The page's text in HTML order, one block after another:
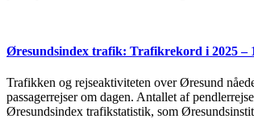
Øresundsindex trafik: Trafikrekord i 2025 –
Trafikken og rejseaktiviteten over Øresund
passagerrejser om dagen. Antallet af
Øresundsindex trafikstatistik, som